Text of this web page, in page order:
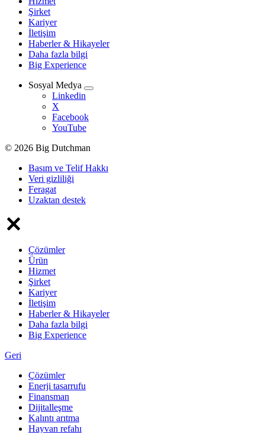
Şirket
Kariyer
İletişim
Haberler & Hikayeler
Daha fazla bilgi
Big Experience
Sosyal Medya
Linkedin
X
Facebook
YouTube
© 2026 Big Dutchman
Basım ve Telif Hakkı
Veri gizliliği
Feragat
Uzaktan destek
Çözümler
Ürün
Hizmet
Şirket
Kariyer
İletişim
Haberler & Hikayeler
Daha fazla bilgi
Big Experience
Geri
Çözümler
Enerji tasarrufu
Finansman
Dijitalleşme
Kalıntı arıtma
Hayvan refahı